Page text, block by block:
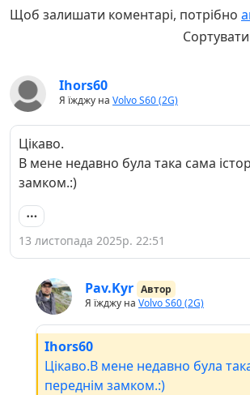
Щоб залишати коментарі, потрібно
Ihors60
Я їжджу на Volvo S60 (2G)
Цікаво.
В мене недавно була така сама
замком.:)
13 листопада 2025р. 22:51
Pav.Kyr Автор
Я їжджу на Volvo S60 (2G)
Ihors60
Цікаво.В мене недавно була
переднім замком.:)